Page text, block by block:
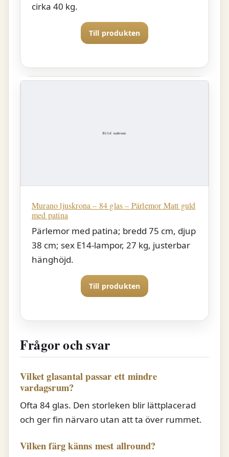
cirka 40 kg.
Till produkten
Murano ljuskrona – 84 glas – Pärlemor Matt guld
med patina
Pärlemor med patina; bredd 75 cm, djup
38 cm; sex E14-lampor, 27 kg, justerbar
hänghöjd.
Till produkten
Frågor och svar
Vilket glasantal passar ett mindre
vardagsrum?
Ofta 84 glas. Den storleken blir lättplacerad
och ger fin närvaro utan att ta över rummet.
Vilken färg känns mest allround?